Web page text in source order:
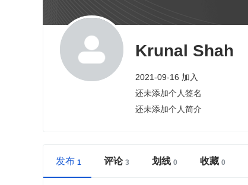
Krunal Shah
2021-09-16 加入
还未添加个人签名
还未添加个人简介
发布 评论 划线 收藏